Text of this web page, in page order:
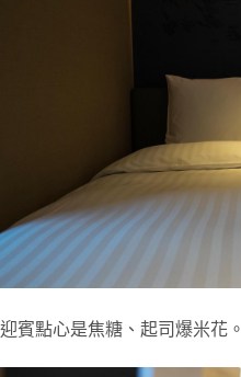
迎賓點心是焦糖、起司爆米花。